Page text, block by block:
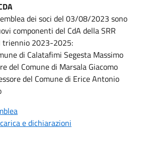
dei soci del 03/08/2023 sono
componenti del CdA della SRR
triennio 2023-2025:
di Calatafimi Segesta Massimo
del Comune di Marsala Giacomo
del Comune di Erice Antonio
e dichiarazioni